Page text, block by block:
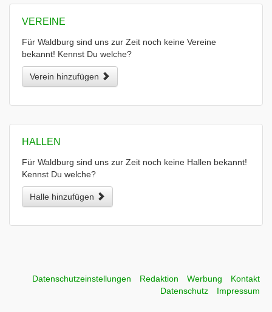
VEREINE
Für Waldburg sind uns zur Zeit noch keine Vereine
bekannt! Kennst Du welche?
Verein hinzufügen
HALLEN
Für Waldburg sind uns zur Zeit noch keine Hallen bekannt!
Kennst Du welche?
Halle hinzufügen
Datenschutzeinstellungen Redaktion Werbung
Kontakt
Datenschutz
Impressum